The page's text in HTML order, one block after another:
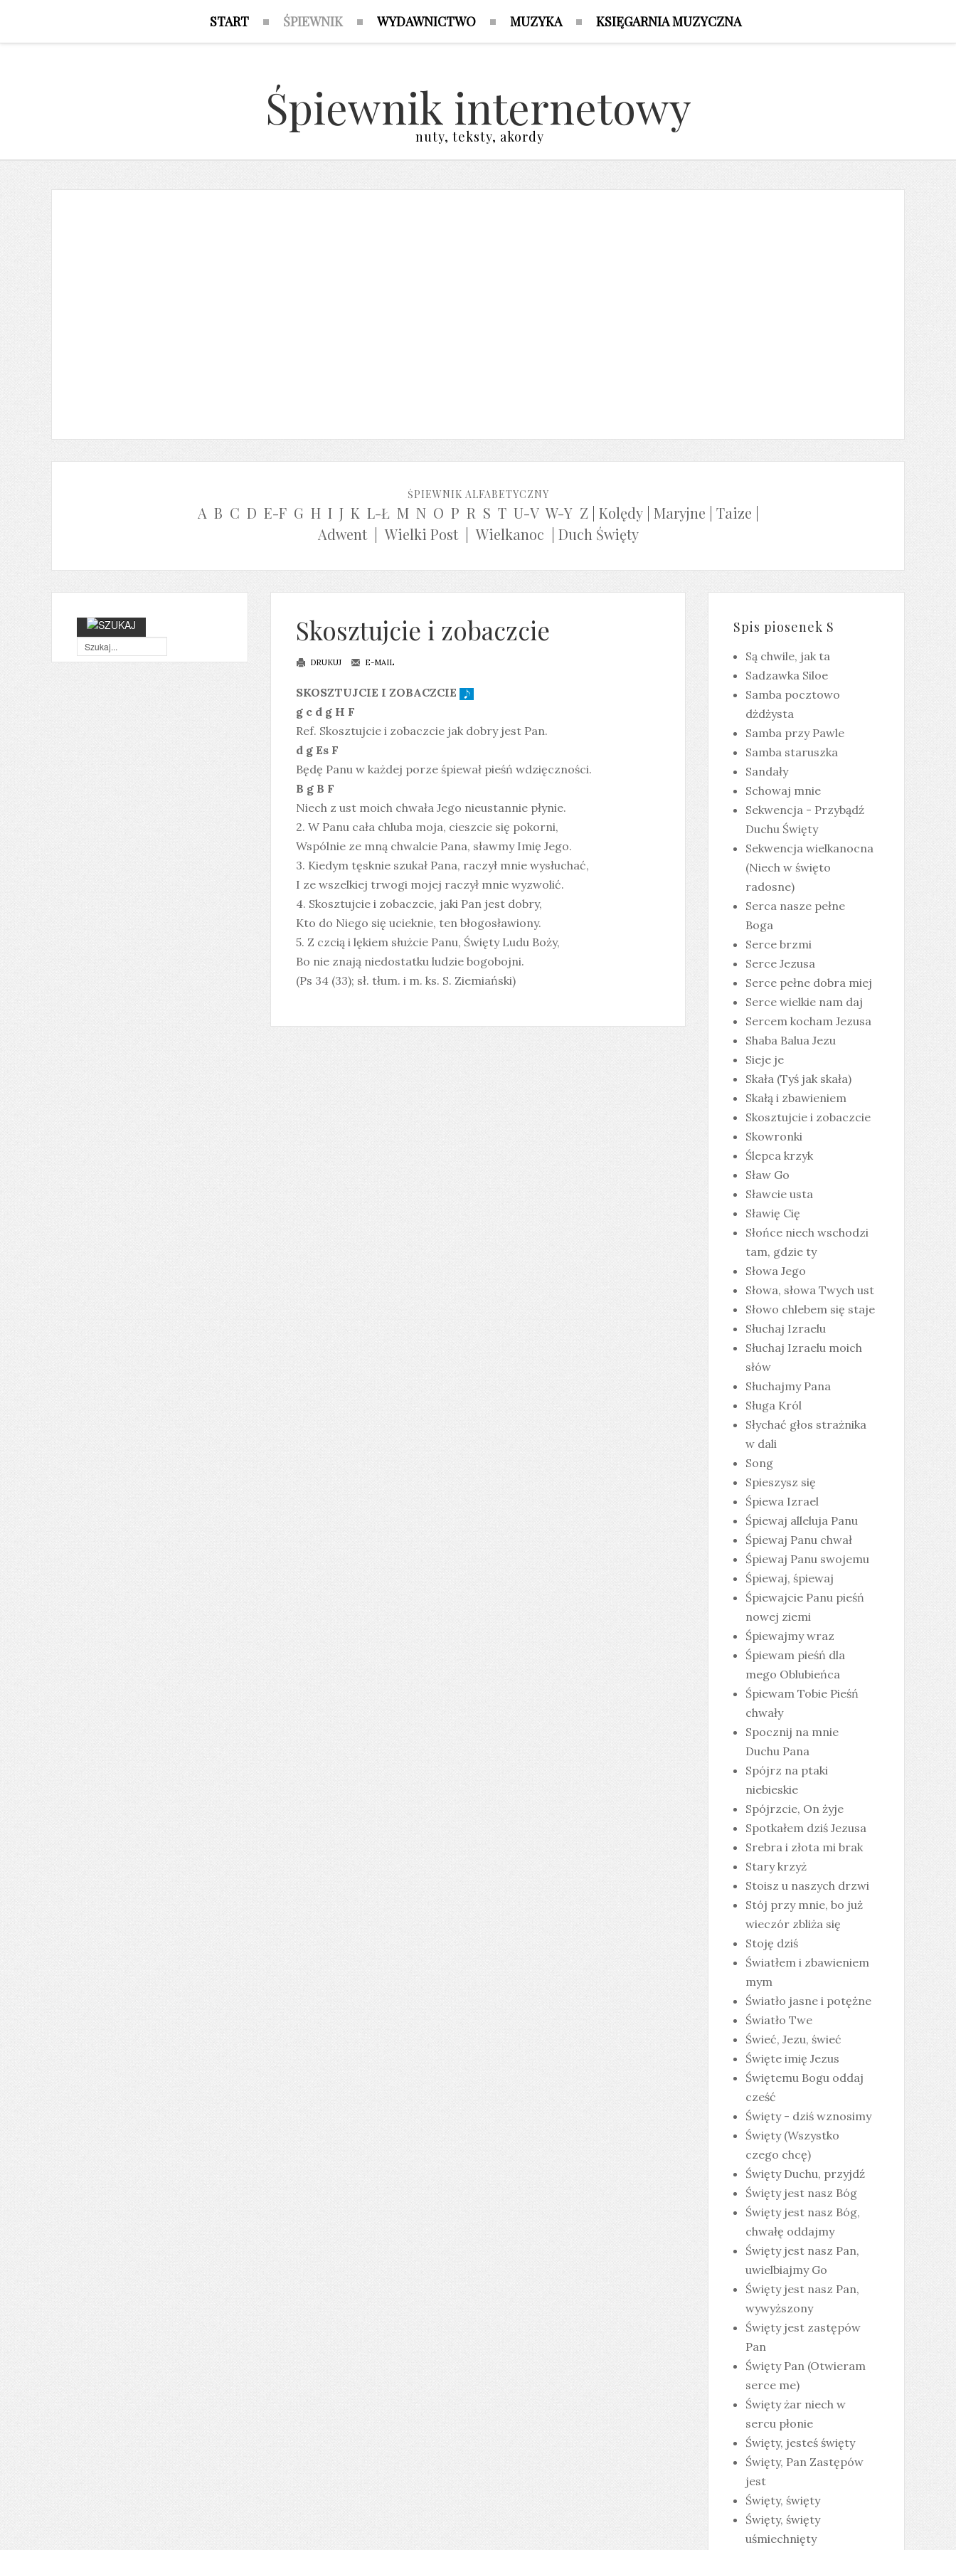
START ŚPIEWNIK WYDAWNICTWO MUZYKA KSIĘGARNIA MUZYCZNA
Śpiewnik internetowy
nuty, teksty, akordy
ŚPIEWNIK ALFABETYCZNY
A B C D E-F G H I J K L-Ł M N O P R S T U-V W-Y Z Kolędy| Maryjne Taize
Adwent| Wielki Post| Wielkanoc Duch Święty
Skosztujcie i zobaczcie
DRUKUJ E-MAIL
SKOSZTUJCIE I ZOBACZCIE
g c d g H F
Ref. Skosztujcie i zobaczcie jak dobry jest Pan.
d g Es F
Będę Panu w każdej porze śpiewał pieśń wdzięczności.
B g B F
Niech z ust moich chwała Jego nieustannie płynie.
2. W Panu cała chluba moja, cieszcie się pokorni,
Wspólnie ze mną chwalcie Pana, sławmy Imię Jego.
3. Kiedym tęsknie szukał Pana, raczył mnie wysłuchać,
I ze wszelkiej trwogi mojej raczył mnie wyzwolić.
4. Skosztujcie i zobaczcie, jaki Pan jest dobry,
Kto do Niego się ucieknie, ten błogosławiony.
5. Z czcią i lękiem służcie Panu, Święty Ludu Boży,
Bo nie znają niedostatku ludzie bogobojni.
(Ps 34 (33); sł. tłum. i m. ks. S. Ziemiański)
Spis piosenek S
Są chwile, jak ta
Sadzawka Siloe
Samba pocztowo
dżdżysta
Samba przy Pawle
Samba staruszka
Sandały
Schowaj mnie
Sekwencja - Przybądź
Duchu Święty
Sekwencja wielkanocna
(Niech w święto
radosne)
Serca nasze pełne
Boga
Serce brzmi
Serce Jezusa
Serce pełne dobra miej
Serce wielkie nam daj
Sercem kocham Jezusa
Shaba Balua Jezu
Sieje je
Skała (Tyś jak skała)
Skałą i zbawieniem
Skosztujcie i zobaczcie
Skowronki
Ślepca krzyk
Sław Go
Sławcie usta
Sławię Cię
Słońce niech wschodzi
tam, gdzie ty
Słowa Jego
Słowa, słowa Twych ust
Słowo chlebem się staje
Słuchaj Izraelu
Słuchaj Izraelu moich
słów
Słuchajmy Pana
Sługa Król
Słychać głos strażnika
w dali
Song
Spieszysz się
Śpiewa Izrael
Śpiewaj alleluja Panu
Śpiewaj Panu chwał
Śpiewaj Panu swojemu
Śpiewaj, śpiewaj
Śpiewajcie Panu pieśń
nowej ziemi
Śpiewajmy wraz
Śpiewam pieśń dla
mego Oblubieńca
Śpiewam Tobie Pieśń
chwały
Spocznij na mnie
Duchu Pana
Spójrz na ptaki
niebieskie
Spójrzcie, On żyje
Spotkałem dziś Jezusa
Srebra i złota mi brak
Stary krzyż
Stoisz u naszych drzwi
Stój przy mnie, bo już
wieczór zbliża się
Stoję dziś
Światłem i zbawieniem
mym
Światło jasne i potężne
Światło Twe
Świeć, Jezu, świeć
Święte imię Jezus
Świętemu Bogu oddaj
cześć
Święty - dziś wznosimy
Święty (Wszystko
czego chcę)
Święty Duchu, przyjdź
Święty jest nasz Bóg
Święty jest nasz Bóg,
chwałę oddajmy
Święty jest nasz Pan,
uwielbiajmy Go
Święty jest nasz Pan,
wywyższony
Święty jest zastępów
Pan
Święty Pan (Otwieram
serce me)
Święty żar niech w
sercu płonie
Święty, jesteś święty
Święty, Pan Zastępów
jest
Święty, święty
Święty, święty
uśmiechnięty